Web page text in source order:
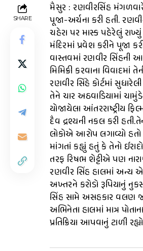
SHARE
મૈસુર : રણવીરસિંહ મંગળવારે
પૂજા-અર્ચના કરી હતી.
ચહેરા પર માસ્ક પહેરેલું
મંદિરમાં પ્રવેશ કરીને પૂજા
વાસ્તવમાં રણવીર સિંહની આ
મિમિક્રી કરવાના
રણવીર સિંહે કોર્ટમાં
તેને ચાર અઠવાડિયામાં
યોજાયેલા આંતરરાષ્ટ્રીય
દૈવ દ્રશ્યની નકલ કરી
લોકોએ આરોપ લગાવ્યો હતો
માંગતાં કહ્યું હતું કે તેનો
તરફ રિષભ શેટ્ટીએ પણ
રણવીર સિંહ હાલમાં અન્ય
અખ્તરને કરોડો રૂપિયાનું
સિંહ સામે અસહકાર વલણ
અભિનેતા હાલમાં માત્ર
પ્રતિક્રિયા આપવાનું ટાળી